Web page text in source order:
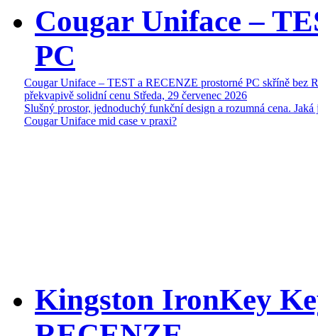
Cougar Uniface –
PC
Cougar Uniface – TEST a RECENZE prostorné PC skříně bez
překvapivě solidní cenu Středa, 29 červenec 2026
Slušný prostor, jednoduchý funkční design a rozumná cena. Jaká
Cougar Uniface mid case v praxi?
Kingston IronKey